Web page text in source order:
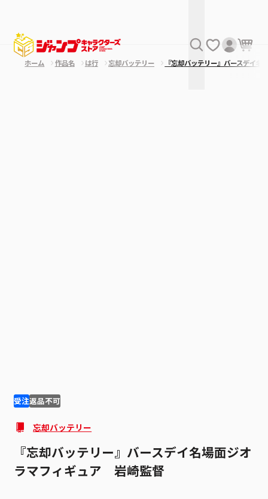
ホーム 作品名 は行 忘却バッテリー 『忘却バッテリー』バースデイ
受注返品不可
忘却バッテリー
『忘却バッテリー』バースデイ名場面ジオ
ラマフィギュア 岩崎監督